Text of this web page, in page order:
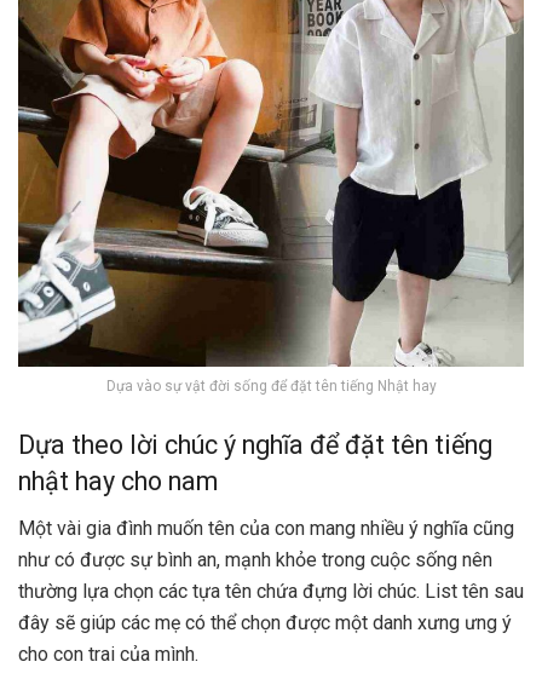
Dựa vào sự vật đời sống để đặt tên tiếng Nhật hay
Dựa theo lời chúc ý nghĩa để đặt tên tiếng
nhật hay cho nam
Một vài gia đình muốn tên của con mang nhiều ý nghĩa cũng
như có được sự bình an, mạnh khỏe trong cuộc sống nên
thường lựa chọn các tựa tên chứa đựng lời chúc. List tên sau
đây sẽ giúp các mẹ có thể chọn được một danh xưng ưng ý
cho con trai của mình.